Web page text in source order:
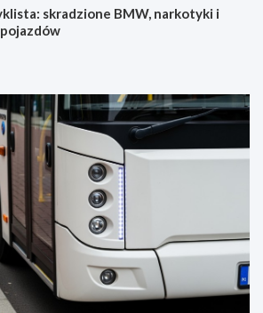
skradzione BMW, narkotyki i